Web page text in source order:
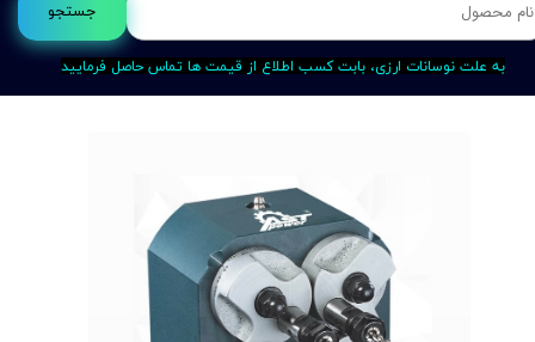
جستجو
به علت نوسانات ارزی، بابت کسب اطلاع از قیمت ها تماس حاصل فرمایید